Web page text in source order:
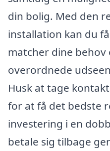
din bolig. Med den
installation kan du
matcher dine
overordnede
Husk at tage
for at få det bedste
investering i en
betale sig tilbage